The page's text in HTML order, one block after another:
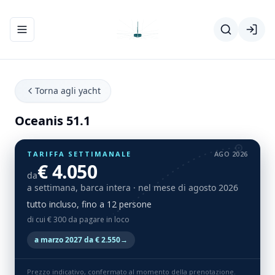
Apri/chiudi menu di navigazione
Torna agli yacht
Oceanis 51.1
TARIFFA SETTIMANALE AGO 2026
da€ 4.050
a settimana, barca intera · nel mese di agosto 2026
tutto incluso, fino a 12 persone
di cui € 300 da pagare in loco
a marzo 2027 da € 2.550→
Prezzo indicativo, confermato al momento della prenotazione.